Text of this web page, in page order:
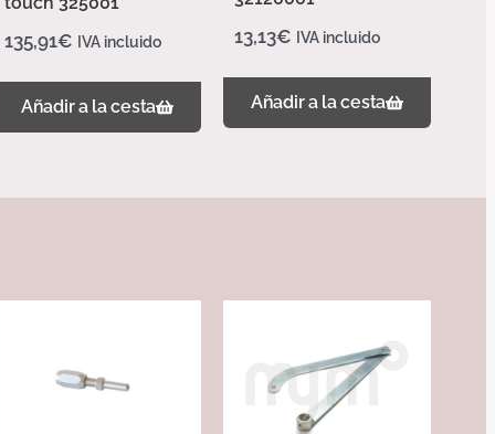
135,91€ IVA incluido
Añadir a la cesta
13,13€ IVA incluido
Añadir a la cesta